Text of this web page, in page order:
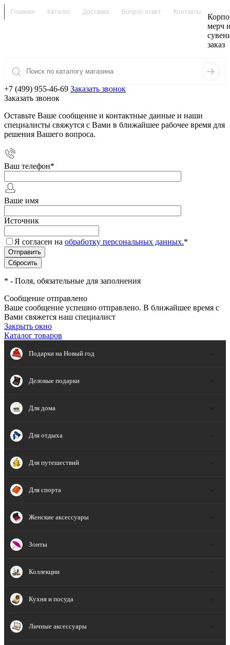
Главная Каталог Доставка Вопрос ответ Контакты
мерч
заказ
+7 (499) 955-46-69 Заказать звонок
Заказать звонок
Оставьте Ваше сообщение и контактные данные и наши
специалисты свяжутся с Вами в ближайшее рабочее время для
решения Вашего вопроса.
Ваш телефон*
Ваше имя
Источник
Я согласен на обработку персональных данных.*
* - Поля, обязательные для заполнения
Сообщение отправлено
Ваше сообщение успешно отправлено. В ближайшее время с
Вами свяжется наш специалист
Закрыть окно
Каталог товаров
Подарки на Новый год
Деловые подарки
Для дома
Для отдыха
Для путешествий
Для спорта
Женские аксессуары
Зонты
Коллекции
Кухня и посуда
Личные аксессуары